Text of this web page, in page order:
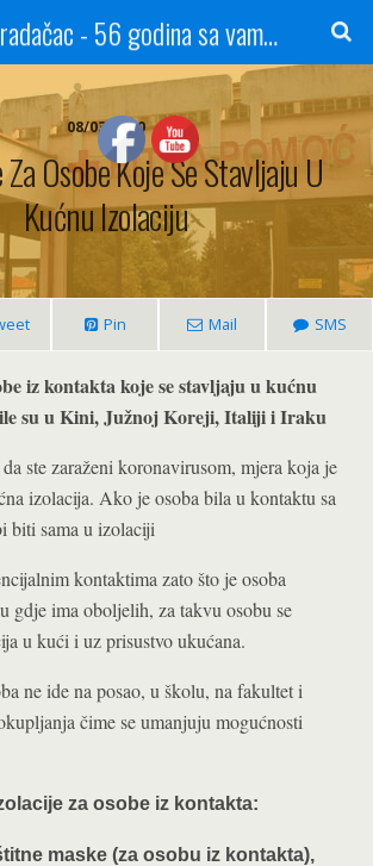
Radio Gradačac - 56 godina sa vama...
08/03/2020
Osobe Koje Se Stavljaju U
Kućnu Izolaciju
Pin Mail SMS
iz kontakta koje se stavljaju u kućnu
su uKini, Južnoj Koreji, Italiji i Iraku
ste zaraženi koronavirusom, mjera koja je
izolacija. Ako je osoba bila u kontaktu sa
biti sama u izolaciji
kontaktima zato što je osoba
gdje ima oboljelih, za takvu osobu se
u kući i uz prisustvo ukućana.
ne ide na posao, u školu, na fakultet i
čime se umanjuju mogućnosti
za osobe iz kontakta:
maske (za osobu iz kontakta),